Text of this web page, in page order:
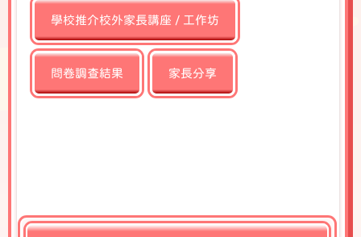
學校推介校外家長講座 / 工作坊
問卷調查結果 家長分享